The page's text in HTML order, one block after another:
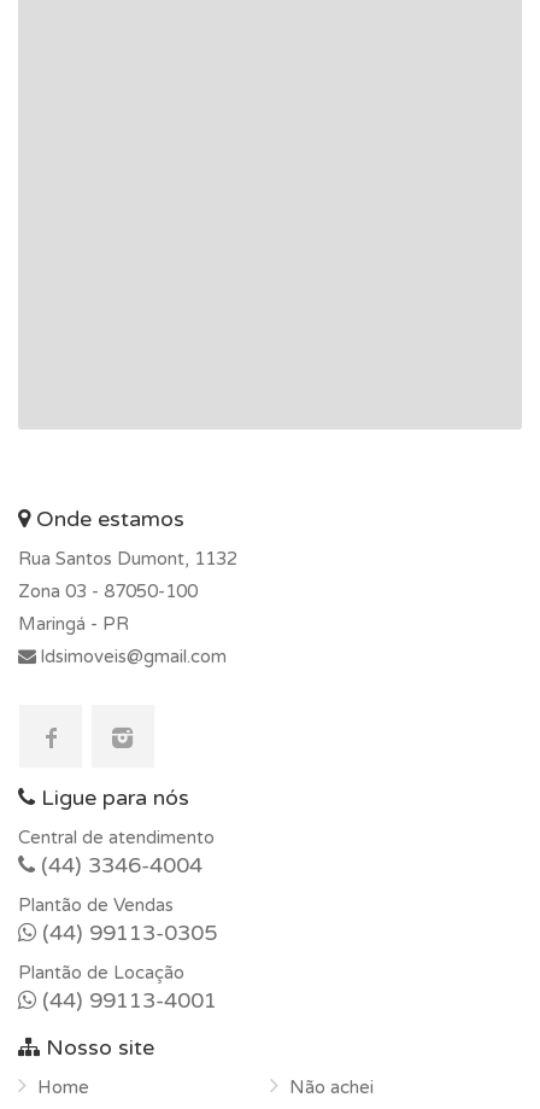
Onde estamos
Rua Santos Dumont, 1132
Zona 03 - 87050-100
Maringá - PR
ldsimoveis@gmail.com
Ligue para nós
Central de atendimento
(44) 3346-4004
Plantão de Vendas
(44) 99113-0305
Plantão de Locação
(44) 99113-4001
Nosso site
Home Não achei